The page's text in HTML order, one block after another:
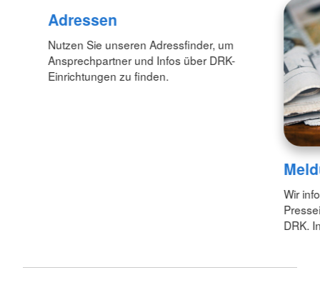
Adressen
Nutzen Sie unseren Adressfinder, um
Ansprechpartner und Infos über DRK-
Einrichtungen zu finden.
Wir
DRK.